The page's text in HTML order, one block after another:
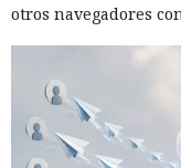
otros navegadores